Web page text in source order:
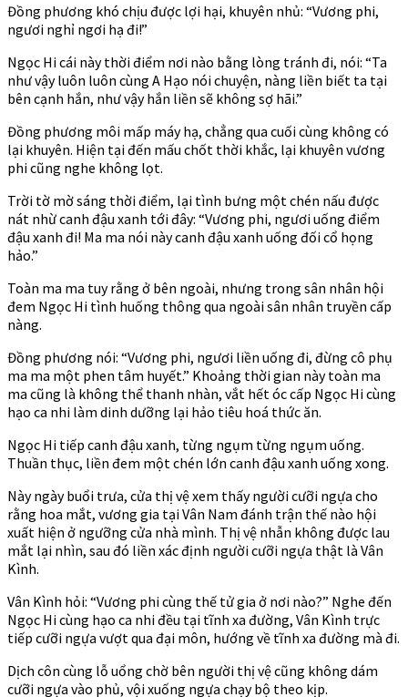
Đồng phương khó chịu được lợi hại, khuyên nhủ: “Vương phi,
ngươi nghỉ ngơi hạ đi!”
Ngọc Hi cái này thời điểm nơi nào bằng lòng tránh đi, nói: “Ta
như vậy luôn luôn cùng A Hạo nói chuyện, nàng liền biết ta tại
bên cạnh hắn, như vậy hắn liền sẽ không sợ hãi.”
Đồng phương môi mấp máy hạ, chẳng qua cuối cùng không có
lại khuyên. Hiện tại đến mấu chốt thời khắc, lại khuyên vương
phi cũng nghe không lọt.
Trời tờ mờ sáng thời điểm, lại tình bưng một chén nấu được
nát nhừ canh đậu xanh tới đây: “Vương phi, ngươi uống điểm
đậu xanh đi! Ma ma nói này canh đậu xanh uống đối cổ họng
hảo.”
Toàn ma ma tuy rằng ở bên ngoài, nhưng trong sân nhân hội
đem Ngọc Hi tình huống thông qua ngoài sân nhân truyền cấp
nàng.
Đồng phương nói: “Vương phi, ngươi liền uống đi, đừng cô phụ
ma ma một phen tâm huyết.” Khoảng thời gian này toàn ma
ma cũng là không thể thanh nhàn, vắt hết óc cấp Ngọc Hi cùng
hạo ca nhi làm dinh dưỡng lại hảo tiêu hoá thức ăn.
Ngọc Hi tiếp canh đậu xanh, từng ngụm từng ngụm uống.
Thuần thục, liền đem một chén lớn canh đậu xanh uống xong.
Này ngày buổi trưa, cửa thị vệ xem thấy người cưỡi ngựa cho
rằng hoa mắt, vương gia tại Vân Nam đánh trận thế nào hội
xuất hiện ở ngưỡng cửa nhà mình. Thị vệ nhẫn không được lau
mắt lại nhìn, sau đó liền xác định người cưỡi ngựa thật là Vân
Kình.
Vân Kình hỏi: “Vương phi cùng thế tử gia ở nơi nào?” Nghe đến
Ngọc Hi cùng hạo ca nhi đều tại tĩnh xa đường, Vân Kình trực
tiếp cưỡi ngựa vượt qua đại môn, hướng về tĩnh xa đường mà đi.
Dịch côn cùng lỗ uổng chờ bên người thị vệ cũng không dám
cưỡi ngựa vào phủ, vội xuống ngựa chạy bộ theo kịp.